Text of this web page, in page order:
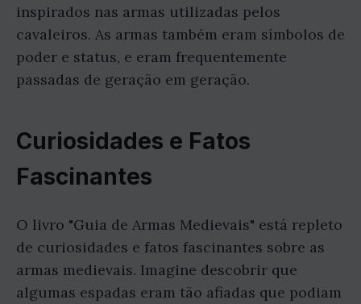
inspirados nas armas utilizadas pelos
cavaleiros. As armas também eram símbolos de
poder e status, e eram frequentemente
passadas de geração em geração.
Curiosidades e Fatos
Fascinantes
O livro "Guia de Armas Medievais" está repleto
de curiosidades e fatos fascinantes sobre as
armas medievais. Imagine descobrir que
algumas espadas eram tão afiadas que podiam